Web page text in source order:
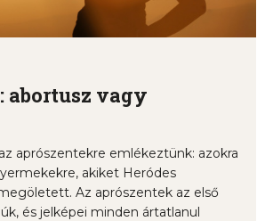
abortusz vagy
aprószentekre emlékeztünk: azokra
akiket Heródes
Az aprószentek az első
és jelképei minden ártatlanul